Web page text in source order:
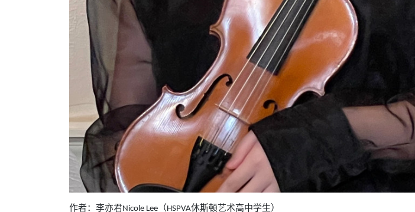
作者：李亦君Nicole Lee （ HSPVA休斯顿艺术高中学生）